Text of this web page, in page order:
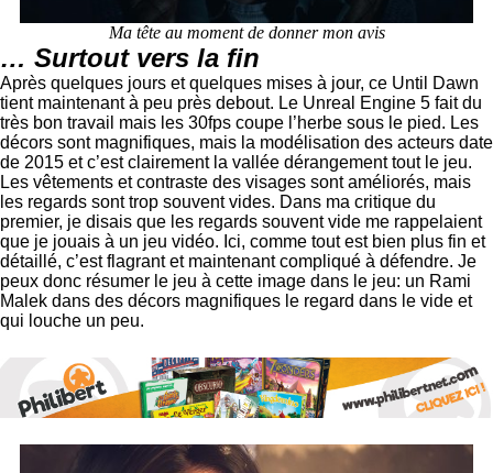
Ma tête au moment de donner mon avis
… Surtout vers la fin
Après quelques jours et quelques mises à jour, ce Until Dawn
tient maintenant à peu près debout. Le Unreal Engine 5 fait du
très bon travail mais les 30fps coupe l’herbe sous le pied. Les
décors sont magnifiques, mais la modélisation des acteurs date
de 2015 et c’est clairement la vallée dérangement tout le jeu.
Les vêtements et contraste des visages sont améliorés, mais
les regards sont trop souvent vides. Dans ma critique du
premier, je disais que les regards souvent vide me rappelaient
que je jouais à un jeu vidéo. Ici, comme tout est bien plus fin et
détaillé, c’est flagrant et maintenant compliqué à défendre. Je
peux donc résumer le jeu à cette image dans le jeu: un Rami
Malek dans des décors magnifiques le regard dans le vide et
qui louche un peu.